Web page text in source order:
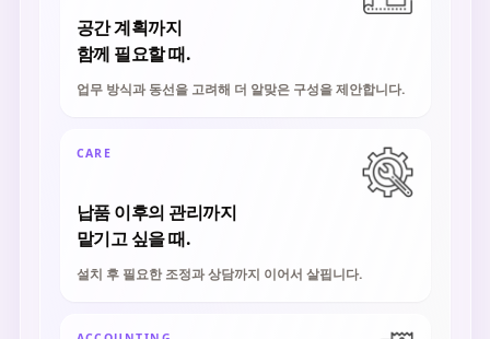
공간 계획까지
함께 필요할 때.
업무 방식과 동선을 고려해 더 알맞은 구성을 제안합니다.
CARE
납품 이후의 관리까지
맡기고 싶을 때.
설치 후 필요한 조정과 상담까지 이어서 살핍니다.